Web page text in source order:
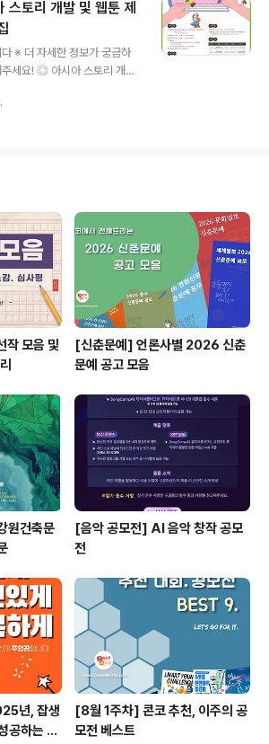
자유 형식 제작 가능 ◎ 심사방
작품 선정 후 인스타그램 좋아
최종 순위 결정 ◎ 시상내역1
게 상품박스2등(1명) 5만원
작품 출품 가능하며 중복 수
토리 개발 및 웹툰 제
※ 더 자세한 정보가 궁금하
세요! ◎ 아시아 스토리 개발
확장할 기업 파트너를 찾습니
제 : 아시아 문화를 활용한 자
선정된 기업은 계약종료기간
개 작품당 15화 이상 개발 완
상 기준)* 웹툰 개발 기간 중,
진행 예정 ◎ 공모 일정- 공모..
작 모음 및
[신춘문예] 언론사별 2026 신춘
문예 공고 모음
원건축문
[음악 공모전] AI 음악 창작 공모
전
년, 잡생
공하는 법
[8월 1주차] 콘코 추천, 이주의 공
모전 베스트